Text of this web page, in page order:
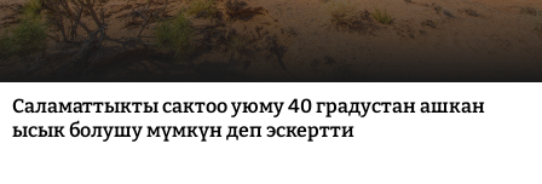
Саламаттыкты сактоо уюму 40 градустан ашкан
ысык болушу мүмкүн деп эскертти